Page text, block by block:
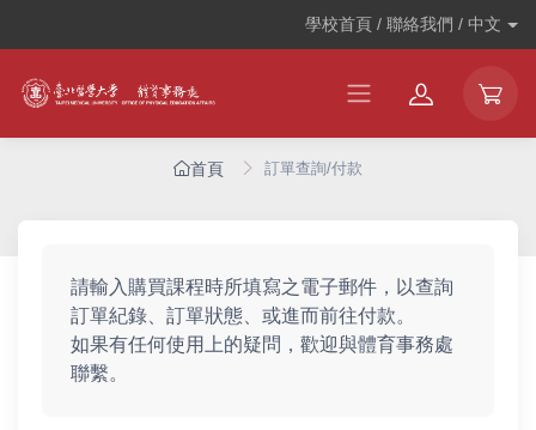
學校首頁 / 聯絡我們 /中文
首頁 訂單查詢/付款
請輸入購買課程時所填寫之電子郵件，以查詢
訂單紀錄、訂單狀態、或進而前往付款。
如果有任何使用上的疑問，歡迎與體育事務處
聯繫。